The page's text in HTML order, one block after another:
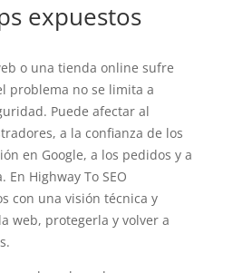
expuestos
o una tienda online sufre
problema no se limita a
Puede afectar al
a la confianza de los
en Google, a los pedidos y a
Highway To SEO
con una visión técnica y
web, protegerla y volver a